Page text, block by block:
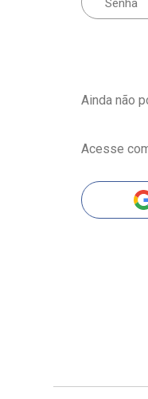
Ainda não
Acesse